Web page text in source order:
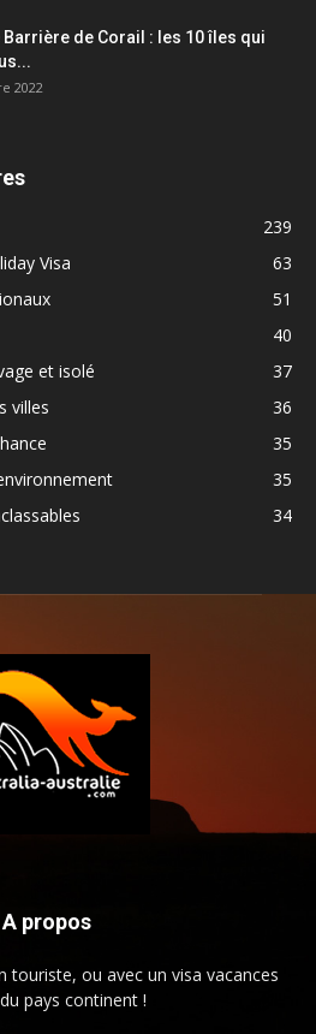
Barrière de Corail : les 10 îles qui
2022
239
Visa
63
51
40
et isolé
37
villes
36
35
35
34
A propos
touriste, ou avec un visa vacances
pays continent !